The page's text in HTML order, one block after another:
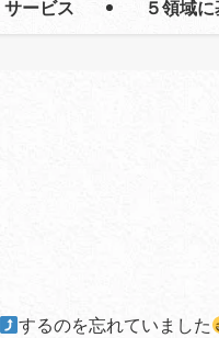
サービス ５領域
するのを忘れていました